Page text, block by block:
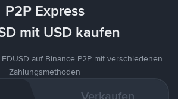
P2P Express
mit USD kaufen
auf Binance P2P mit verschiedenen
Zahlungsmethoden